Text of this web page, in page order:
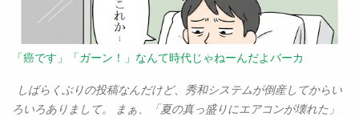
した開発を考える人にとってのもっとも大きな選択肢となると思
う。 では、どれを選ぶべきか？ 個人的に、今月マイナビから
Azure OpenAIの入門書を出したので、これを激推ししたいところ
なんだけど……。現時点では、OpenAIを擁するAzureが一歩も二歩
も先を行っているのは間違いない。だから、「とりあえずOpenAI
を使いたいならAzureで...
でしょうかね。まさかね。 では、ネット以外のものはどの程度
「空振り」でなかったのか。例えば、ポスティング。ポストに入
ってくる候補者のチラシ、ありますねぇ。あれを見て「よし、こ
の人に投票するぞ！」と思った人、どのぐらいいると思う？
１％も果たしているんだろうか。あるいは電話攻勢というやつ。
「○○をお願いします！」と電話をもらって、それで決めた！って
「癌です」「ガーン！」なんて時代じゃねーんだよバーカ
しばらくぶりの投稿なんだけど、秀和システムが倒産してからい
ろいろありまして。 まぁ、「夏の真っ盛りにエアコンが壊れた」